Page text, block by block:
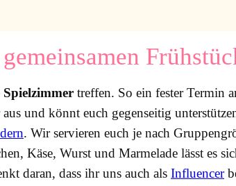
treffen. So ein fester Termin
und könnt euch gegenseitig
. Wir servieren euch je nach
Käse, Wurst und Marmelade lässt es
daran, dass ihr uns auch als Influencer